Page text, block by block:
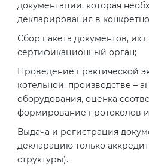
документации, которая
декларирования в
Сбор пакета документов, их
сертификационный орган;
Проведение практической
котельной, производстве –
оборудования, оценка
формирование протоколов
Выдача и регистрация
декларацию только
структуры).